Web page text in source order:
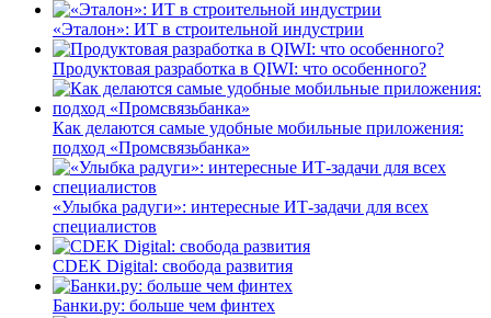
«Эталон»: ИТ в строительной индустрии
Продуктовая разработка в QIWI: что особенного?
Как делаются самые удобные мобильные приложения:
подход «Промсвязьбанка»
«Улыбка радуги»: интересные ИТ-задачи для всех
специалистов
CDEK Digital: свобода развития
Банки.ру: больше чем финтех